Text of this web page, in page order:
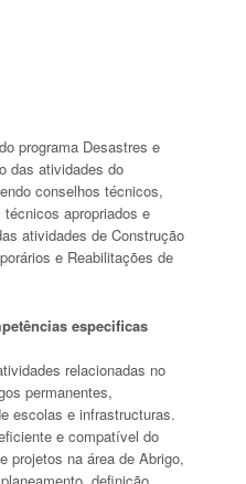
programa Desastres e
das atividades do
conselhos técnicos,
apropriados e
atividades de Construção
e Reabilitações de
especificas
relacionadas no
permanentes,
escolas e infrastructuras.
e compatível do
projetos na área de Abrigo,
definição,